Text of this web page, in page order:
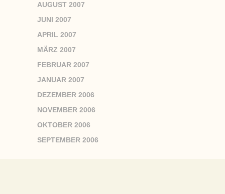
AUGUST 2007
JUNI 2007
APRIL 2007
MÄRZ 2007
FEBRUAR 2007
JANUAR 2007
DEZEMBER 2006
NOVEMBER 2006
OKTOBER 2006
SEPTEMBER 2006